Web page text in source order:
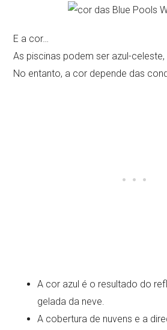
E a cor…
As piscinas podem ser azul-
No entanto, a cor depende das
A cor azul é o resultado do
gelada da neve.
A cobertura de nuvens e a